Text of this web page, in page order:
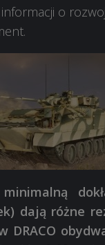
o
dają różne